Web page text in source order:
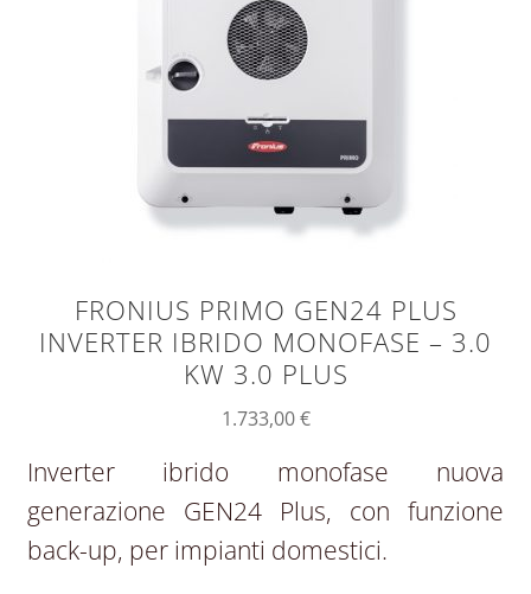
FRONIUS PRIMO GEN24 PLUS
INVERTER IBRIDO MONOFASE – 3.0
KW 3.0 PLUS
1.733,00€
Inverter ibrido monofase nuova
generazione GEN24 Plus, con funzione
back-up, per impianti domestici.